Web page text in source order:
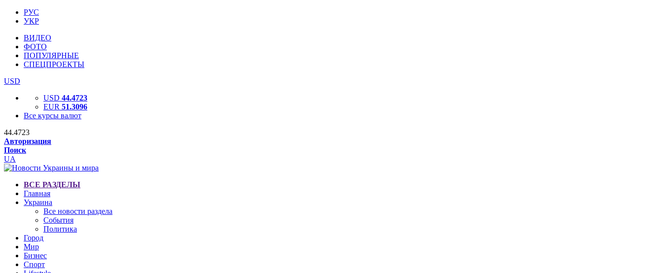
РУС
УКР
ВИДЕО
ФОТО
ПОПУЛЯРНЫЕ
СПЕЦПРОЕКТЫ
USD
USD 44.4723
EUR 51.3096
Все курсы валют
44.4723
Авторизация
Поиск
UA
ВСЕ РАЗДЕЛЫ
Главная
Украина
Все новости раздела
События
Политика
Город
Мир
Бизнес
Спорт